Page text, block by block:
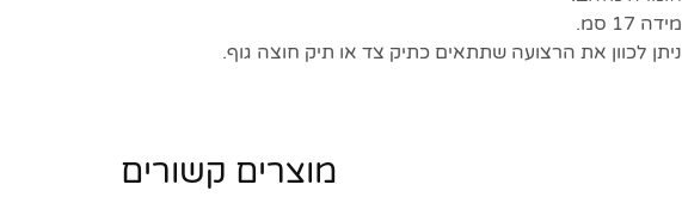
מידה 17 סמ.
ניתן לכוון את הרצועה שתתאים כתיק צד או תיק חוצה גוף.
מוצרים קשורים